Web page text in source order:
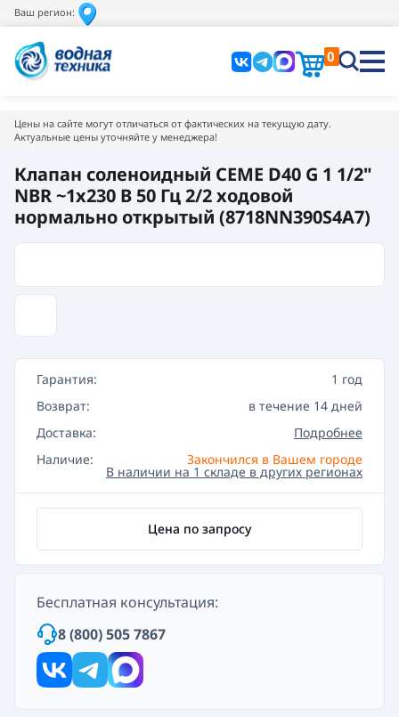
Ваш регион:
0
Цены на сайте могут отличаться от фактических на текущую дату.
Актуальные цены уточняйте у менеджера!
Клапан соленоидный CEME D40 G 1 1/2"
NBR ~1x230 В 50 Гц 2/2 ходовой
нормально открытый (8718NN390S4A7)
Гарантия:
1 год
Возврат:
в течение 14 дней
Доставка:
Подробнее
Наличие:
Закончился в Вашем городе
В наличии на 1 складе в других регионах
Цена по запросу
Бесплатная консультация:
8 (800) 505 7867